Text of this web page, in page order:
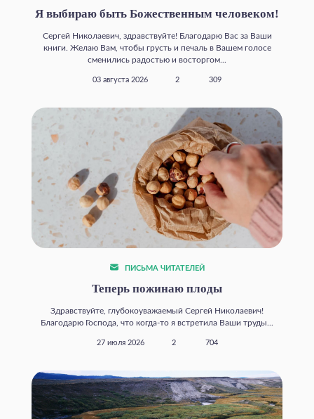
Я выбираю быть Божественным человеком!
Сергей Николаевич, здравствуйте! Благодарю Вас за Ваши
книги. Желаю Вам, чтобы грусть и печаль в Вашем голосе
сменились радостью и восторгом...
03 августа 2026 2 309
ПИСЬМА ЧИТАТЕЛЕЙ
Теперь пожинаю плоды
Здравствуйте, глубокоуважаемый Сергей Николаевич!
Благодарю Господа, что когда‑то я встретила Ваши труды...
27 июля 2026 2 704